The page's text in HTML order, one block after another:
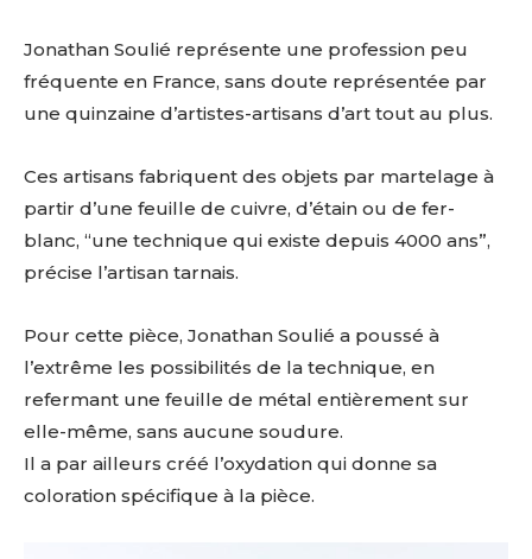
Jonathan Soulié représente une profession peu
fréquente en France, sans doute représentée par
une quinzaine d’artistes-artisans d’art tout au plus.
Ces artisans fabriquent des objets par martelage à
partir d’une feuille de cuivre, d’étain ou de fer-
blanc, “une technique qui existe depuis 4000 ans”,
précise l’artisan tarnais.
Pour cette pièce, Jonathan Soulié a poussé à
l’extrême les possibilités de la technique, en
refermant une feuille de métal entièrement sur
elle-même, sans aucune soudure.
Il a par ailleurs créé l’oxydation qui donne sa
coloration spécifique à la pièce.